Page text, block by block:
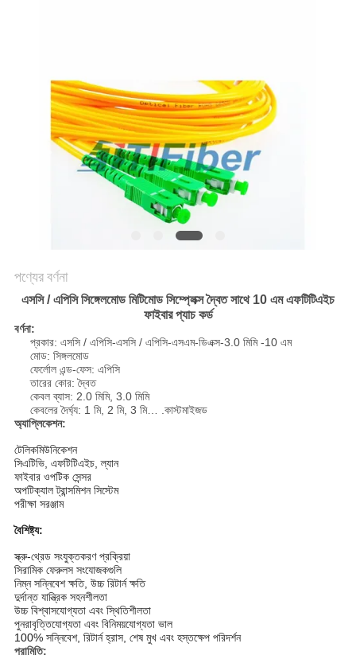
POLICY
পণ্যের বর্ণনা
এসসি / এপিসি সিঙ্গেলমোড মিটিমোড সিম্প্লেক্স দ্বৈত সাথে 10 এম এফটিটিএইচ
ফাইবার প্যাচ কর্ড
বর্ণনা:
প্রকার: এসসি / এপিসি-এসসি / এপিসি-এসএম-ডিএক্স-3.0 মিমি -10 এম
মোড: সিঙ্গলমোড
ফের্লোল এন্ড-ফেস: এপিসি
তারের কোর: দ্বৈত
কেবল ব্যাস: 2.0 মিমি, 3.0 মিমি
কেবলের দৈর্ঘ্য: 1 মি, 2 মি, 3 মি… .কাস্টমাইজড
অ্যাপ্লিকেশন:
টেলিকমিউনিকেশন
সিএটিভি, এফটিটিএইচ, ল্যান
ফাইবার ওপটিক সেন্সর
অপটিক্যাল ট্রান্সমিশন সিস্টেম
পরীক্ষা সরঞ্জাম
বৈশিষ্ট্য:
স্ক্রু-থ্রেড সংযুক্তকরণ প্রক্রিয়া
সিরামিক ফেরুলস সংযোজকগুলি
নিম্ন সন্নিবেশ ক্ষতি, উচ্চ রিটার্ন ক্ষতি
দুর্দান্ত যান্ত্রিক সহনশীলতা
উচ্চ বিশ্বাসযোগ্যতা এবং স্থিতিশীলতা
পুনরাবৃত্তিযোগ্যতা এবং বিনিময়যোগ্যতা ভাল
100% সন্নিবেশ, রিটার্ন হ্রাস, শেষ মুখ এবং হস্তক্ষেপ পরিদর্শন
পরামিতি: